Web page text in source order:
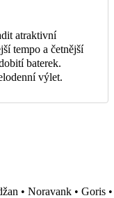
atraktivní
tempo a četnější
baterek.
výlet.
• Noravank • Goris •